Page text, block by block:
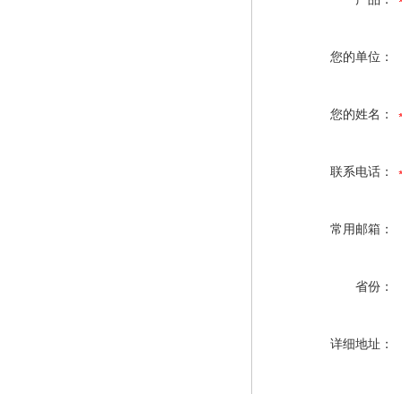
您的单位：
您的姓名：
联系电话：
常用邮箱：
省份：
详细地址：